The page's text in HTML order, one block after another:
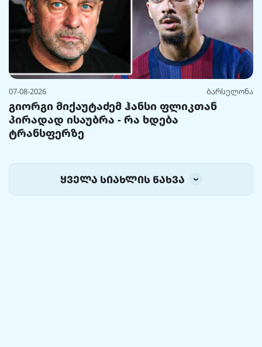
07-08-2026 ბარსელონა
გიორგი მიქაუტაძემ ჰანსი ფლიკთან
პირადად ისაუბრა - რა ხდება
ტრანსფერზე
ყველა სიახლის ნახვა